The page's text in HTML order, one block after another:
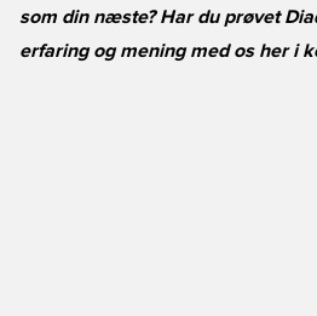
som din næste? Har du prøvet
erfaring og mening med os her i